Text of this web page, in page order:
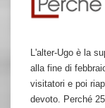
L'alter-Ugo è la
alla fine di
visitatori e poi
devoto. Perché